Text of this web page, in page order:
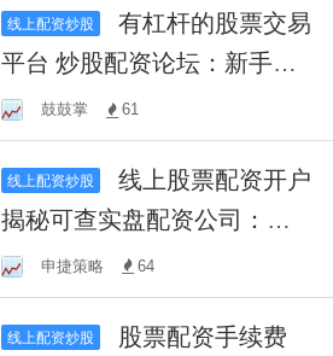
线上配资炒股
有杠杆的股票交易
平台 炒股配资论坛：新手入
门、高手进阶，交流分享！
鼓鼓掌 61
线上配资炒股
线上股票配资开户
揭秘可查实盘配资公司：安
全、透明，助您投资无忧！
申捷策略 64
线上配资炒股